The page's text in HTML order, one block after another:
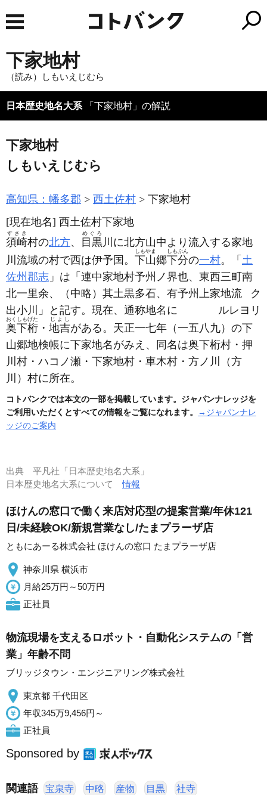
下家地村
（読み）しもいえじむら
日本歴史地名大系 「下家地村」の解説
下家地村
しもいえじむら
高知県：幡多郡 西土佐村
下家地村
[現在地名] 西土佐村下家地
須崎
すさき
村の北方、 目黒
めぐろ
川に北方山中より流入する家地
川流域の村で西は伊予国。 下山
しもやま
郷下分
しもぶん
の一村。「 土
佐州郡志 」は「連中家地村予州ノ界也、東西三町南
北一里余、
（中略） 其土黒 ク
多石、有予州上家地
ヨリ
流
レ
出 ル
小川」と記す。現在、通称地名に
奥下桁
おくしもげた
・ 地吉
じよし
がある。天正一七年 （一五八九） の下
山郷地検帳に下家地名がみえ、同名は奥下桁村・押
川村・ハコノ瀬・下家地村・車木村・方ノ川
（方
川） 村に所在。
コトバンクでは本文の一部を掲載しています。ジャパンナレッジを
ご利用いただくとすべての情報をご覧になれます。
→ジャパンナレ
ッジのご案内
出典 平凡社「日本歴史地名大系」
日本歴史地名大系について情報
ほけんの窓口で働く来店対応型の提案営業/年休121
日/未経験OK/新規営業なし/たまプラーザ店
ともにあーる株式会社 ほけんの窓口 たまプラーザ店
神奈川県 横浜市
月給25万円～50万円
正社員
物流現場を支えるロボット・自動化システムの「営
業」年齢不問
ブリッジタウン・エンジニアリング株式会社
東京都 千代田区
年収345万9,456円～
正社員
Sponsored by
関連語 宝泉寺 中略 産物 目黒 社寺